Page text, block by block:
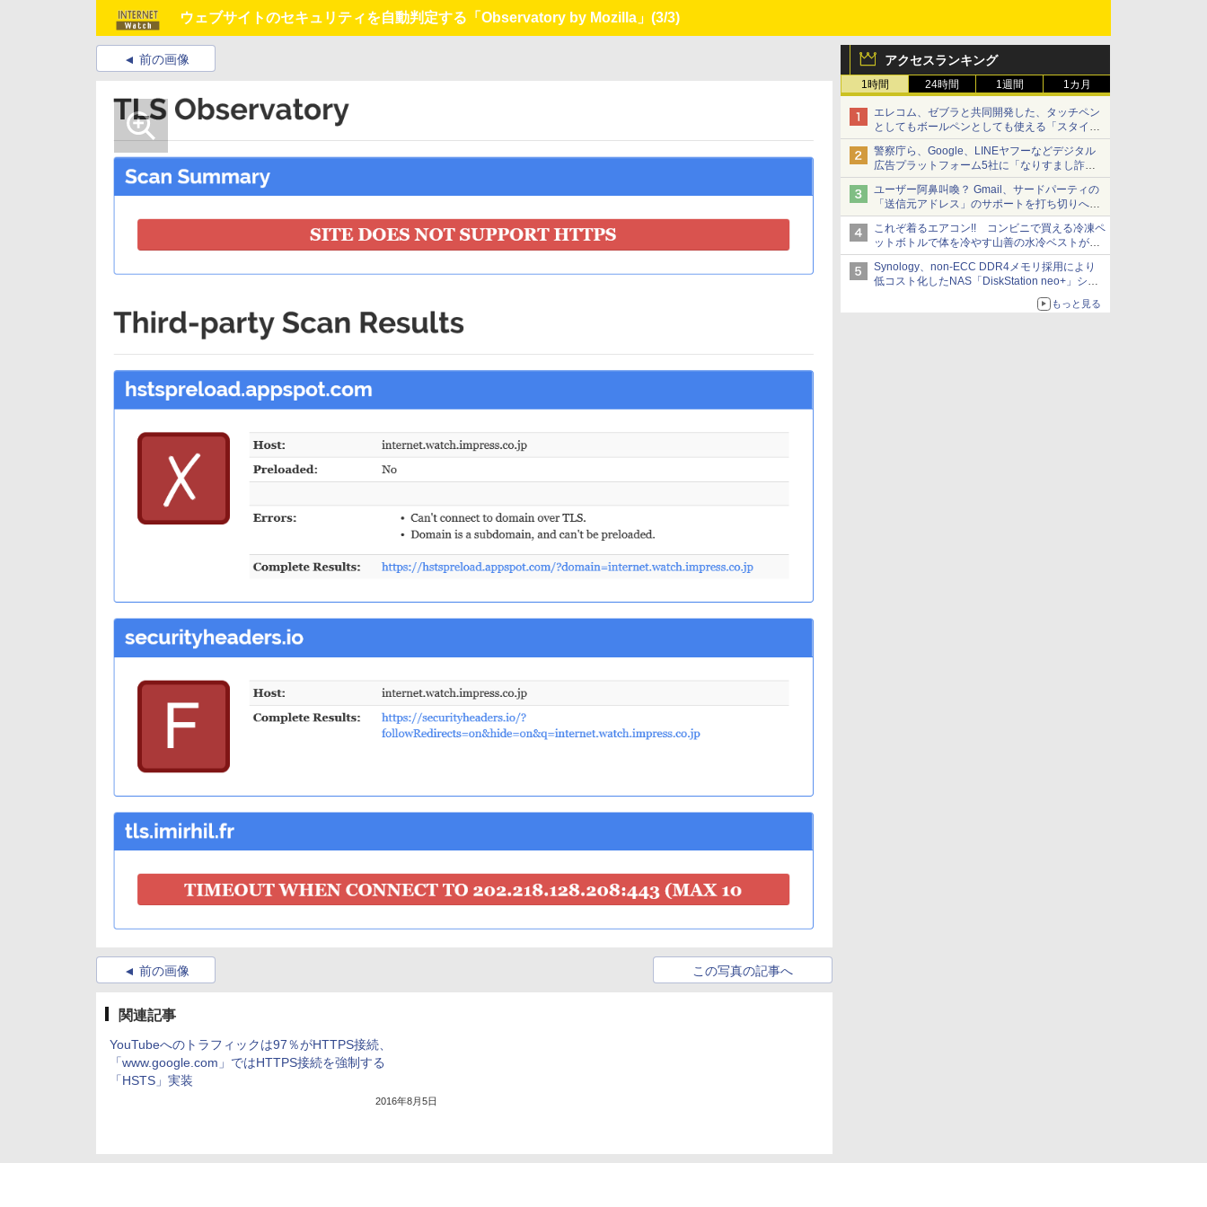
ウェブサイトのセキュリティを自動判定する「Observatory by Mozilla」 (3/3)
アクセスランキング
1時間 24時間 1週間 1カ月
エレコム、ゼブラと共同開発した、タッチペン
としてもボールペンとしても使える「スタイラ
スツーウェイ」発売 iPadにも紙にも、持ち替
えずに書き込める
警察庁ら、Google、LINEヤフーなどデジタル
広告プラットフォーム5社に「なりすまし詐欺
広告」対策強化を要請 著名人の写真や映像を
使った投資詐欺などへの対策として
ユーザー阿鼻叫喚？ Gmail、サードパーティの
「送信元アドレス」のサポートを打ち切りへ
【やじうまWatch】
これぞ着るエアコン!! コンビニで買える冷凍ペ
ットボトルで体を冷やす山善の水冷ベストがロ
ードバイクにちょうどいい【ぼっち・ざ・ろー
ど！その14】【空いた時間でなにしてる？】
Synology、non-ECC DDR4メモリ採用により
低コスト化したNAS「DiskStation neo+」シリ
ーズ 予算を抑えて導入でき、ECCメモリへの
もっと見る
前の画像
前の画像 この写真の記事へ
関連記事
YouTubeへのトラフィックは97％がHTTPS接続、
「www.google.com」ではHTTPS接続を強制する
「HSTS」実装
2016年8月5日